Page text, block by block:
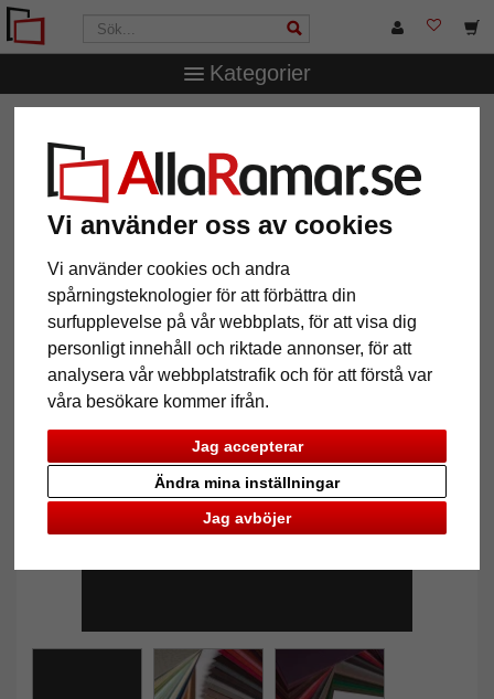
Vi använder oss av cookies
Vi använder cookies och andra
spårningsteknologier för att förbättra din
surfupplevelse på vår webbplats, för att visa dig
personligt innehåll och riktade annonser, för att
analysera vår webbplatstrafik och för att förstå var
våra besökare kommer ifrån.
Jag accepterar
Jag avböjer
Ändra mina inställningar
Kategorier
passepartout efter mått
1,4 mm "Artique" passepartout
efter mått
Pictures